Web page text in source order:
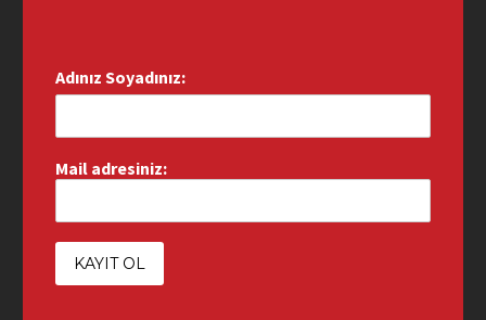
Adınız Soyadınız:
Mail adresiniz: